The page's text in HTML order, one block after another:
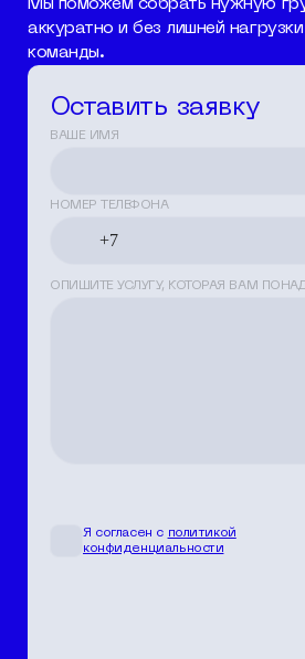
Мы поможем собрать нужную
аккуратно и без лишней
команды.
Оставить заявку
ВАШЕ ИМЯ
НОМЕР ТЕЛЕФОНА
ОПИШИТЕ УСЛУГУ, КОТОРАЯ ВАМ
Я согласен с политикой
конфиденциальности